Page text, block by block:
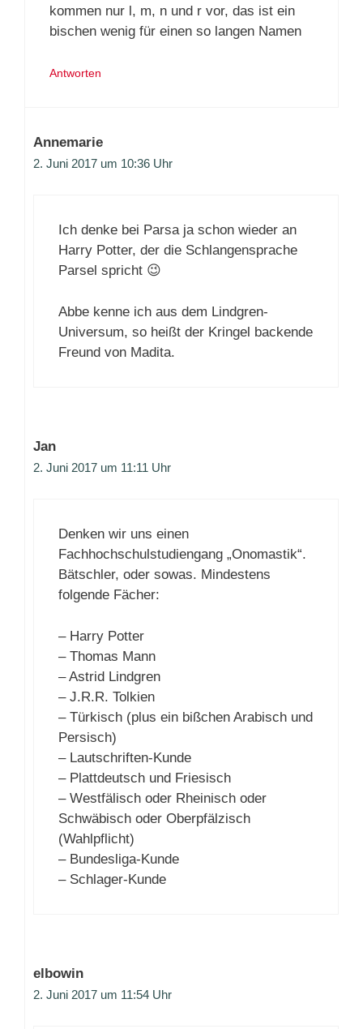
kommen nur l, m, n und r vor, das ist ein
bischen wenig für einen so langen Namen
Antworten
Annemarie
2. Juni 2017 um 10:36 Uhr
Ich denke bei Parsa ja schon wieder an
Harry Potter, der die Schlangensprache
Parsel spricht 😉
Abbe kenne ich aus dem Lindgren-
Universum, so heißt der Kringel backende
Freund von Madita.
Jan
2. Juni 2017 um 11:11 Uhr
Denken wir uns einen
Fachhochschulstudiengang „Onomastik“.
Bätschler, oder sowas. Mindestens
folgende Fächer:
– Harry Potter
– Thomas Mann
– Astrid Lindgren
– J.R.R. Tolkien
– Türkisch (plus ein bißchen Arabisch und
Persisch)
– Lautschriften-Kunde
– Plattdeutsch und Friesisch
– Westfälisch oder Rheinisch oder
Schwäbisch oder Oberpfälzisch
(Wahlpflicht)
– Bundesliga-Kunde
– Schlager-Kunde
elbowin
2. Juni 2017 um 11:54 Uhr